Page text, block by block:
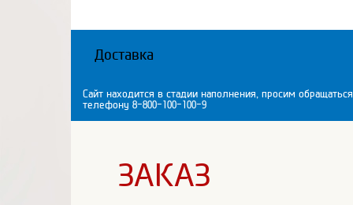
Доставка
Сайт находится в стадии наполнения, просим
телефону 8-800-100-100-9
ЗАКАЗ